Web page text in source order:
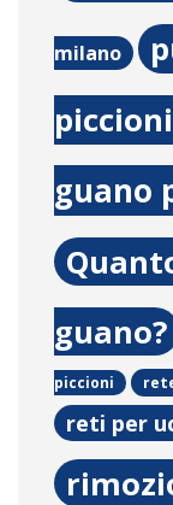
milano
guano
guano?
piccioni
reti per